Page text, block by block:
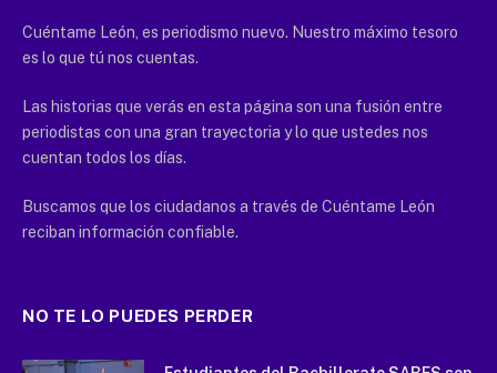
Cuéntame León, es periodismo nuevo. Nuestro máximo tesoro
es lo que tú nos cuentas.
Las historias que verás en esta página son una fusión entre
periodistas con una gran trayectoria y lo que ustedes nos
cuentan todos los días.
Buscamos que los ciudadanos a través de Cuéntame León
reciban información confiable.
NO TE LO PUEDES PERDER